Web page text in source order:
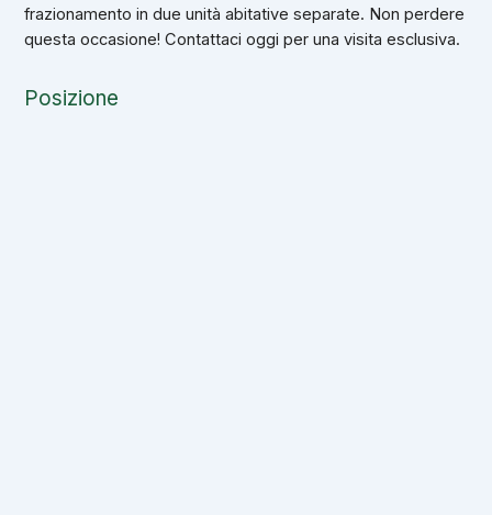
frazionamento in due unità abitative separate. Non perdere
questa occasione! Contattaci oggi per una visita esclusiva.
Posizione